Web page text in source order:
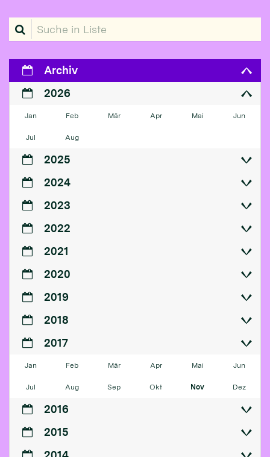
Suche in Liste
Archiv
2026
Jan Feb Mär Apr Mai Jun
Jul Aug
2025
2024
2023
2022
2021
2020
2019
2018
2017
Jan Feb Mär Apr Mai Jun
Jul Aug Sep Okt Nov Dez
2016
2015